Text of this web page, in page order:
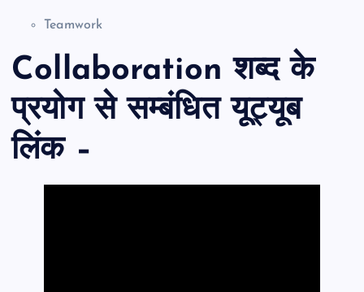
Teamwork
Collaboration शब्द के
प्रयोग से सम्बंधित यूट्यूब
लिंक –